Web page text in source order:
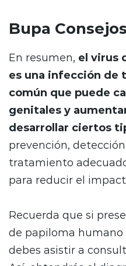
Bupa Consejos
En resumen, el virus
es una infección de
común que puede
genitales y
desarrollar ciertos
prevención,
tratamiento
para reducir el
Recuerda que si
de papiloma
debes asistir a